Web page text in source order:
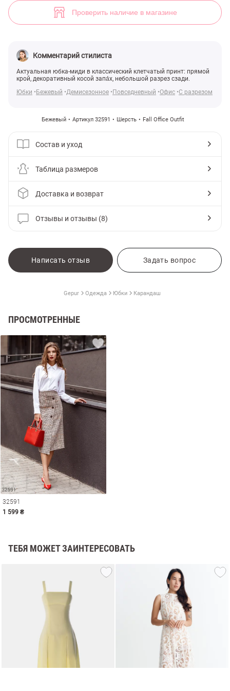
Проверить наличие в магазине
Комментарий стилиста
Актуальная юбка-миди в классический клетчатый принт: прямой
крой, декоративный косой запа́х, небольшой разрез сзади.
Юбки
Бежевый Демисезонное Повседневный Офис С разрезом
Бежевый Артикул 32591 Шерсть Fall Office Outfit
Состав и уход
Таблица размеров
Доставка и возврат
Отзывы и отзывы (8)
Написать отзыв Задать вопрос
Gepur Одежда Юбки Карандаш
ПРОСМОТРЕННЫЕ
32591
1 599 ₴
ТЕБЯ МОЖЕТ ЗАИНТЕРЕСОВАТЬ
(арт. 32591) ♡ интернет-магазин Gepur